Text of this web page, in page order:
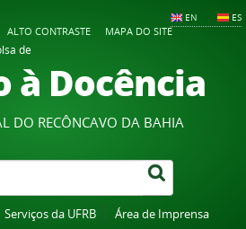
EN ES
ALTO CONTRASTE
MAPA DO SITE
de
à Docência
DO RECÔNCAVO DA BAHIA
Serviços da UFRB Área de Imprensa